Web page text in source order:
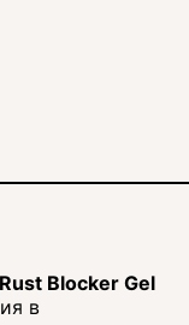
Blocker Gel
в